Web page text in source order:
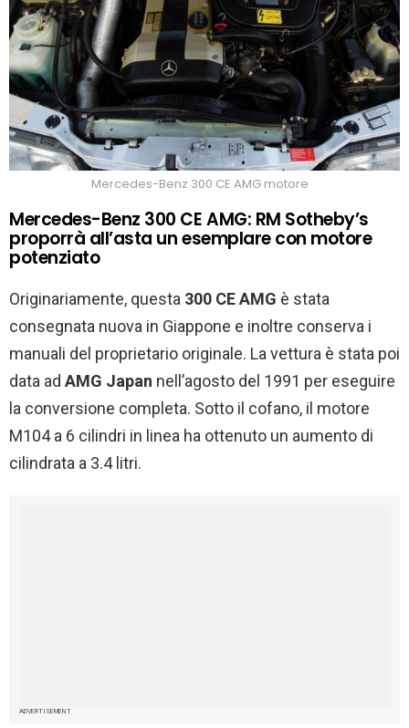
Mercedes-Benz 300 CE AMG motore
Mercedes-Benz 300 CE AMG: RM Sotheby’s
proporrà all’asta un esemplare con motore
potenziato
Originariamente, questa 300 CE AMG è stata
consegnata nuova in Giappone e inoltre conserva i
manuali del proprietario originale. La vettura è stata poi
data ad AMG Japan nell’agosto del 1991 per eseguire
la conversione completa. Sotto il cofano, il motore
M104 a 6 cilindri in linea ha ottenuto un aumento di
cilindrata a 3.4 litri.
ADVERTISEMENT